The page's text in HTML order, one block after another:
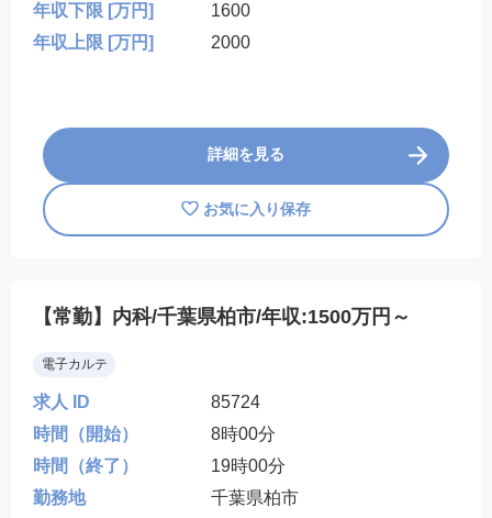
年収下限 [万円]
1600
年収上限 [万円]
2000
詳細を見る
お気に入り保存
【常勤】内科/千葉県柏市/年収:1500万円～
電子カルテ
求人 ID
85724
時間（開始）
8時00分
時間（終了）
19時00分
勤務地
千葉県柏市